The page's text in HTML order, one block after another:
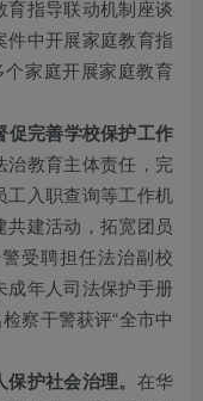
指导联动机制座谈
中开展家庭教育指
家庭开展家庭教育
促完善学校保护工作
治教育主体责任，完
工入职查询等工作机
建活动，拓宽团员
受聘担任法治副校
年人司法保护手册
察干警获评“全市中
护社会治理。 在华